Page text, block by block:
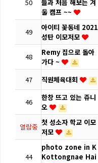
50
들과 처음 해보는 겨
울 캠프 ~~
49
아이티 꽃동네 2021
성탄 이모저모
48
Remy 집으로 돌아
가다 ~
47 직원체육대회
46
한창 뜨고 있는 쥬니
오
열람중 첫 성소자 학교 이모
저모
44
photo zone in K
Kottongnae Hai